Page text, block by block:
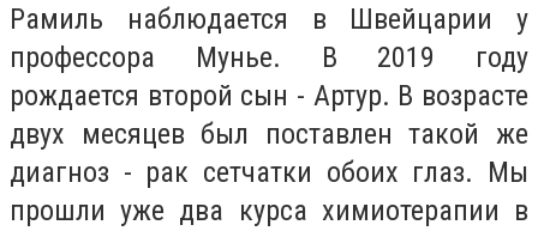
Рамиль наблюдается в Швейцарии у
профессора Мунье. В 2019 году
рождается второй сын - Артур. В возрасте
двух месяцев был поставлен такой же
диагноз - рак сетчатки обоих глаз. Мы
прошли уже два курса химиотерапии в